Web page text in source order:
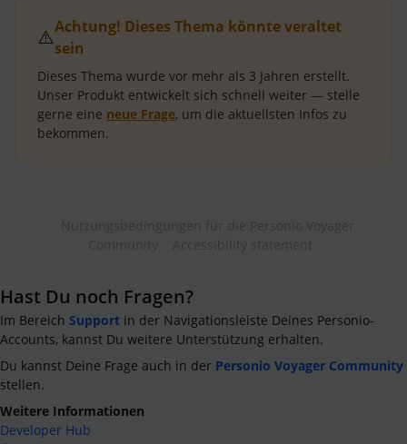
⚠️Achtung! Dieses Thema könnte veraltet
sein
Dieses Thema wurde vor mehr als 3 Jahren erstellt.
Unser Produkt entwickelt sich schnell weiter — stelle
gerne eine neue Frage, um die aktuellsten Infos zu
bekommen.
Hast Du noch Fragen?
Im Bereich Support in der Navigationsleiste Deines Personio-
Accounts, kannst Du weitere Unterstützung erhalten.
Du kannst Deine Frage auch in der Personio Voyager Community
stellen.
Weitere Informationen
Developer Hub